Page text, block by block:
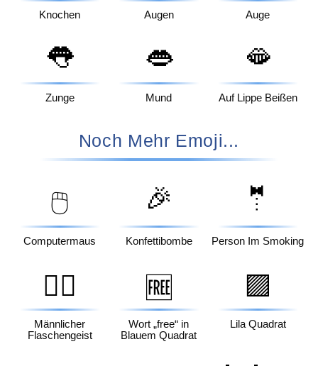
Knochen Augen Auge
👅
Zunge
👄
Mund
🫦
Auf Lippe Beißen
Noch Mehr Emoji...
🖱️
Computermaus
🎉
Konfettibombe
🤵
Person Im Smoking
🧞‍♂️
Männlicher
Flaschengeist
🆓
Wort „free“ in
Blauem Quadrat
🟪
Lila Quadrat